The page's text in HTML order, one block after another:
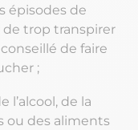
épisodes de
trop transpirer
de faire
;
l’alcool, de la
ou des aliments